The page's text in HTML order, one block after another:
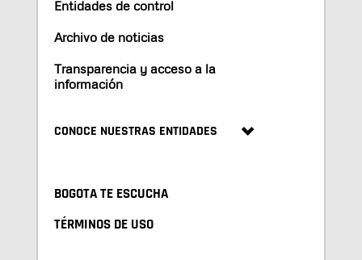
Entidades de control
Archivo de noticias
Transparencia y acceso a la
información
CONOCE NUESTRAS ENTIDADES
BOGOTA TE ESCUCHA
TÉRMINOS DE USO